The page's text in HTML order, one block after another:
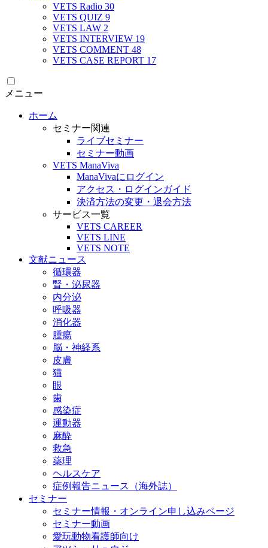
VETS Radio 30
VETS QUIZ 9
VETS LAW 2
VETS INTERVIEW 19
VETS COMMENT 48
VETS CASE REPORT 17
メニュー
ホーム
セミナー関連
ライブセミナー
セミナー動画
VETS ManaViva
ManaVivaにログイン
アクセス・ログインガイド
決済方法の変更・退会方法
サービス一覧
VETS CAREER
VETS LINE
VETS NOTE
文献ニュース
循環器
腎・泌尿器
内分泌
呼吸器
消化器
腫瘍
脳・神経系
皮膚
猫
眼
歯
感染症
運動器
麻酔
救急
薬理
ヘルスケア
症例報告ニュース（海外誌）
セミナー
セミナー情報・オンライン申し込みページ
セミナー動画
愛玩動物看護師向け